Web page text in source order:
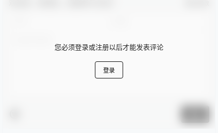
您必须登录或注册以后才能发表评论
登录